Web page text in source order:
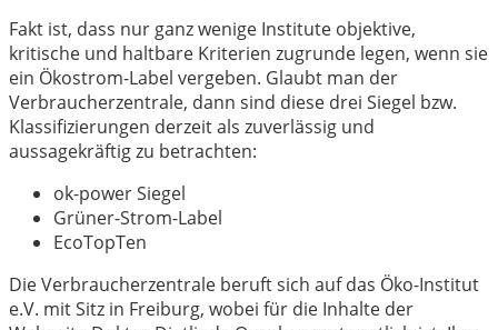
Fakt ist, dass nur ganz wenige Institute objektive,
kritische und haltbare Kriterien zugrunde legen, wenn sie
ein Ökostrom-Label vergeben. Glaubt man der
Verbraucherzentrale, dann sind diese drei Siegel bzw.
Klassifizierungen derzeit als zuverlässig und
aussagekräftig zu betrachten:
ok-power Siegel
Grüner-Strom-Label
EcoTopTen
Die Verbraucherzentrale beruft sich auf das Öko-Institut
e.V. mit Sitz in Freiburg, wobei für die Inhalte der